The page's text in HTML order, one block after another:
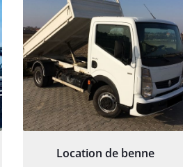
Location de benne
6 avril 2025
Parfait pour évacuer les
gravats de mon chantier.
Service rapide et efficace. Je
recommande sans
hésitation.